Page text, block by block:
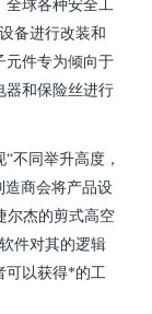
全球各种安全工
备进行改装和
元件专为倾向于
器和保险丝进行
不同举升高度，
造商会将产品设
尔杰的剪式高空
件对其的逻辑
可以获得*的工